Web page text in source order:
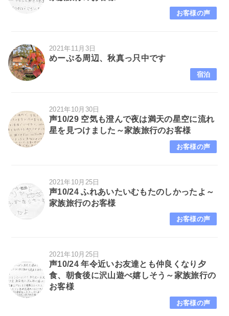
お客様の声
2021年11月3日
めーぷる周辺、秋真っ只中です
宿泊
2021年10月30日
声10/29 空気も澄んで夜は満天の星空に流れ
星を見つけました～家族旅行のお客様
お客様の声
2021年10月25日
声10/24 ふれあいたいむもたのしかったよ～
家族旅行のお客様
お客様の声
2021年10月25日
声10/24 年令近いお友達とも仲良くなり夕
食、朝食後に沢山遊べ嬉しそう～家族旅行の
お客様
お客様の声